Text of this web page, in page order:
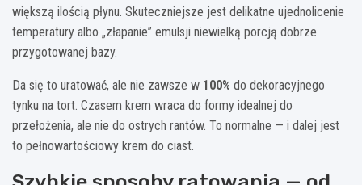
większą ilością płynu. Skuteczniejsze jest delikatne ujednolicenie
temperatury albo „złapanie” emulsji niewielką porcją dobrze
przygotowanej bazy.
Da się to uratować, ale nie zawsze w 100% do dekoracyjnego
tynku na tort. Czasem krem wraca do formy idealnej do
przełożenia, ale nie do ostrych rantów. To normalne — i dalej jest
to pełnowartościowy krem do ciast.